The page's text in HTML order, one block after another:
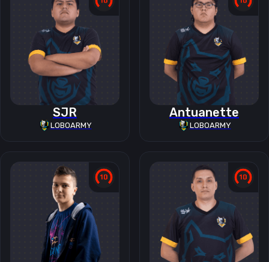
SJR
LOBOARMY
Antuanette
LOBOARMY